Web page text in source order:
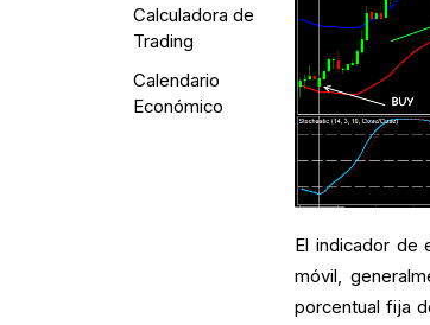
Calculadora de
Trading
Calendario
Económico
El indicador de
móvil,
porcentual fija